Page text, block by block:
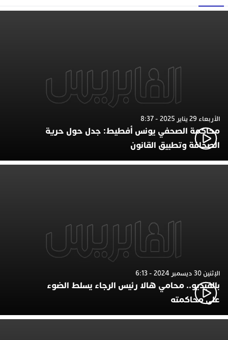
الأربعاء 29 يناير 2025 - 8:37
محاكمة الصحفي يونس أفطيط: جدل حول حرية
الصحافة وتطبيق القانون
الإثنين 30 ديسمبر 2024 - 6:13
بالفيديو.. محامي هالا رئيس الرجاء يسلط الضوء
على محاكمته